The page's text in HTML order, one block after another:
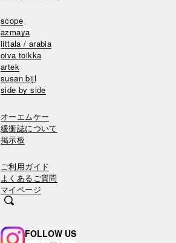
scope
azmaya
iittala / arabia
oiva toikka
artek
susan bijl
side by side
オーエムケー
緩衝誌について
掲示板
ご利用ガイド
よくあるご質問
マイページ
FOLLOW US